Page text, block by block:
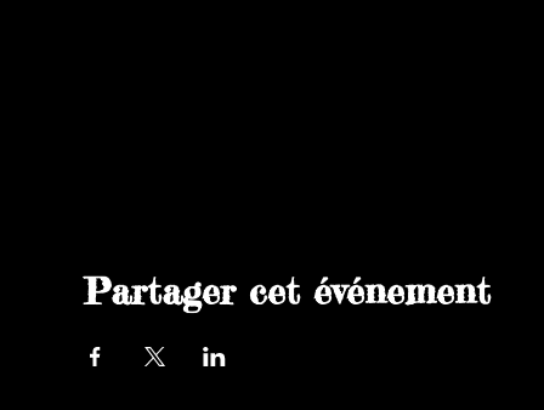
Partager cet événement